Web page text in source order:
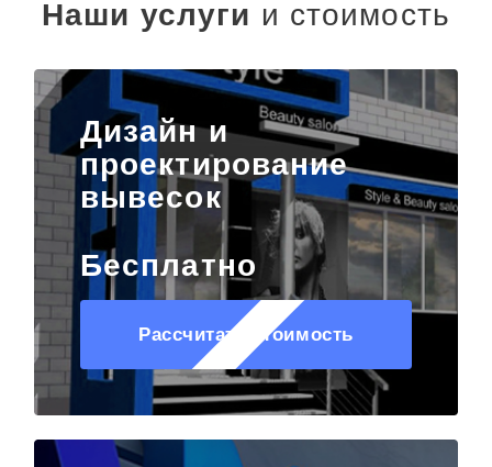
Наши услуги и стоимость
Дизайн и
проектирование
вывесок
Бесплатно
Рассчитать стоимость